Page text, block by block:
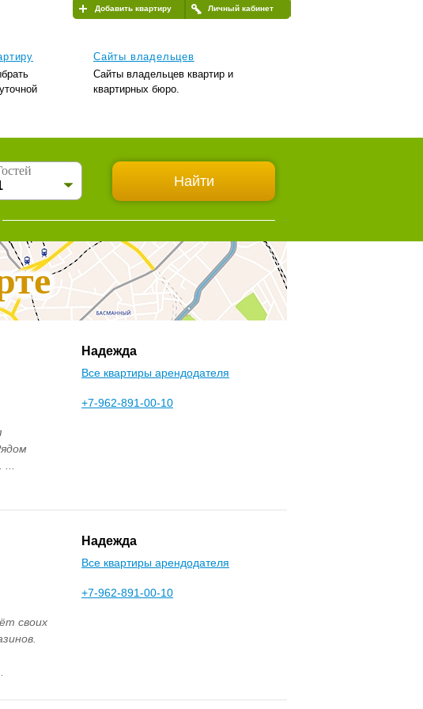
Личный кабинет
Добавить квартиру
Сайты владельцев
Сайты владельцев квартир и
квартирных бюро.
...
Надежда
Все квартиры арендодателя
+7-962-891-00-10
своих
Надежда
Все квартиры арендодателя
+7-962-891-00-10